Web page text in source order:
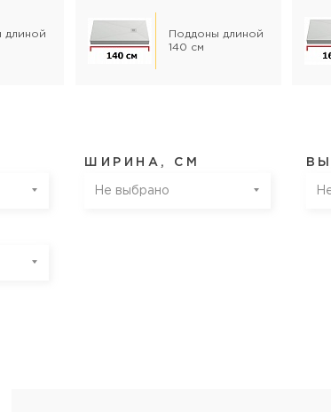
длиной
Поддоны длиной
140 см
ШИРИНА, СМ
Не выбрано